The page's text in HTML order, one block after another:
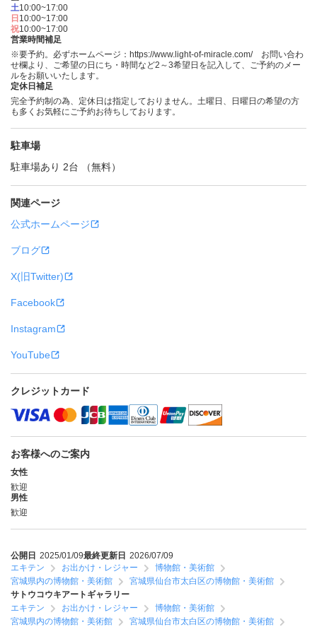
土10:00~17:00
日 10:00~17:00
祝10:00~17:00
営業時間補足
※要予約。必ずホームページ：https://www.light-of-miracle.com/ お問い合わ
せ欄より、ご希望の日にち・時間など2～3希望日を記入して、ご予約のメー
ルをお願いいたします。
定休日補足
完全予約制の為、定休日は指定しておりません。土曜日、日曜日の希望の方
も多くお気軽にご予約お待ちしております。
駐車場
駐車場あり 2台 （無料）
関連ページ
公式ホームページ
ブログ
X(旧Twitter)
Facebook
Instagram
YouTube
クレジットカード
お客様へのご案内
女性
歓迎
男性
歓迎
公開日 2025/01/09最終更新日 2026/07/09
エキテン
お出かけ・レジャー
博物館・美術館
宮城県内の博物館・美術館
宮城県仙台市太白区の博物館・美術館
サトウコウキアートギャラリー
エキテン
お出かけ・レジャー
博物館・美術館
宮城県内の博物館・美術館
宮城県仙台市太白区の博物館・美術館